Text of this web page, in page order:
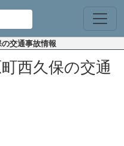
交通事故情報
西久保の交通